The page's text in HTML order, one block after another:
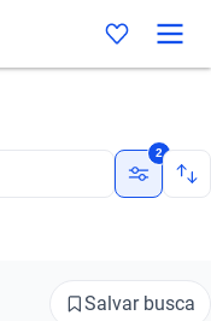
2
Salvar busca